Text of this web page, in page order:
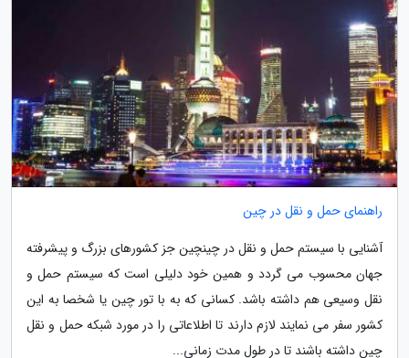
راهنمای حمل و نقل در چین
آشنایی با سیستم حمل و نقل در چینچین جز کشورهای بزرگ و پیشرفته
جهان محسوب می گردد و همین خود دلیلی است که سیستم حمل و
نقل وسیعی هم داشته باشد. کسانی که به با تور چین یا شخصا به این
کشور سفر می نمایند لازم دارند تا اطلاعاتی را در مورد شبکه حمل و نقل
چین داشته باشند تا در طول مدت زمانی...